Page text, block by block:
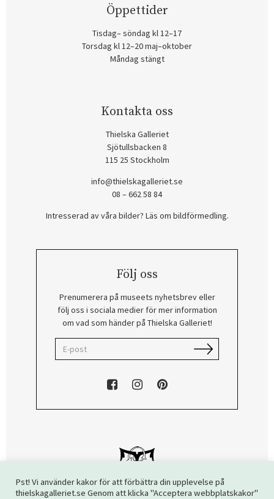
Öppettider
Tisdag– söndag kl 12–17
Torsdag kl 12–20 maj–oktober
Måndag stängt
Kontakta oss
Thielska Galleriet
Sjötullsbacken 8
115 25 Stockholm
info@thielskagalleriet.se
08 – 662 58 84
Intresserad av våra bilder? Läs om bildförmedling.
Följ oss
Prenumerera på museets nyhetsbrev eller
följ oss i sociala medier för mer information
om vad som händer på Thielska Galleriet!
Pst! Vi använder kakor för att förbättra din upplevelse på
thielskagalleriet.se Genom att klicka "Acceptera webbplatskakor"